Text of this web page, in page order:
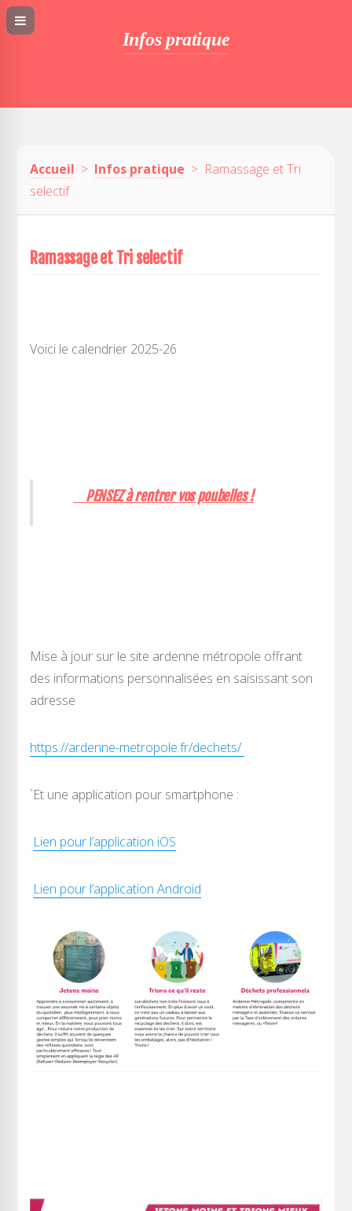
Infos pratique
Accueil > Infos pratique > Ramassage et Tri
selectif
Ramassage et Tri selectif
Voici le calendrier 2025-26
PENSEZ à rentrer vos poubelles !
Mise à jour sur le site ardenne métropole offrant
des informations personnalisées en saisissant son
adresse
https://ardenne-metropole.fr/dechets/
`Et une application pour smartphone :
Lien pour l’application iOS
Lien pour l’application Android